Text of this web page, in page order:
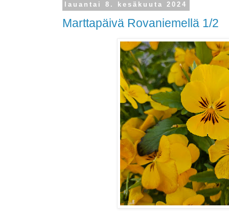
lauantai 8. kesäkuuta 2024
Marttapäivä Rovaniemellä 1/2